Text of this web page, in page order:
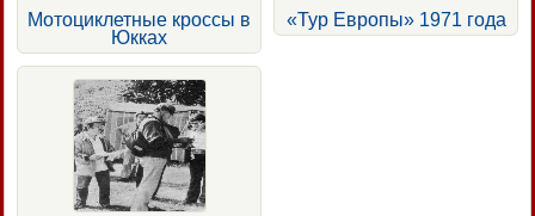
Мотоциклетные кроссы в
Юкках
«Тур Европы» 1971 года